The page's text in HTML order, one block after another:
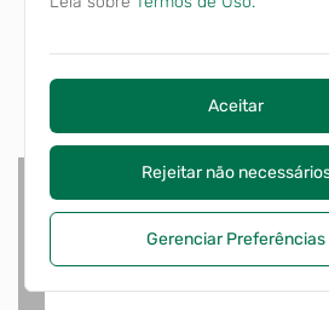
Aceitar
Rejeitar não
Gerenciar Preferências